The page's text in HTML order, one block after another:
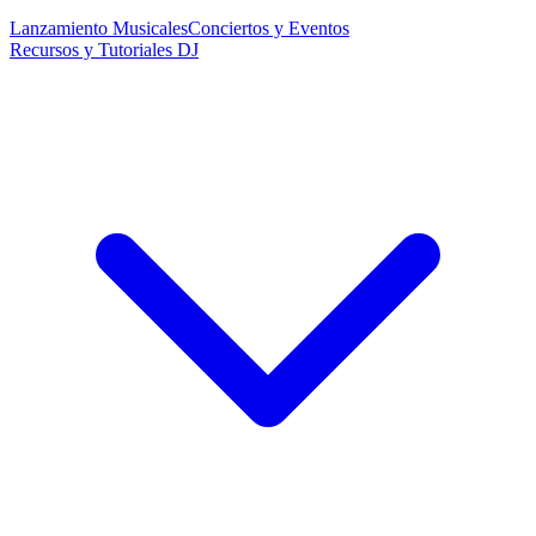
Lanzamiento MusicalesConciertos y Eventos
Recursos y Tutoriales DJ